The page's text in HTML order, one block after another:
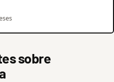
sobre